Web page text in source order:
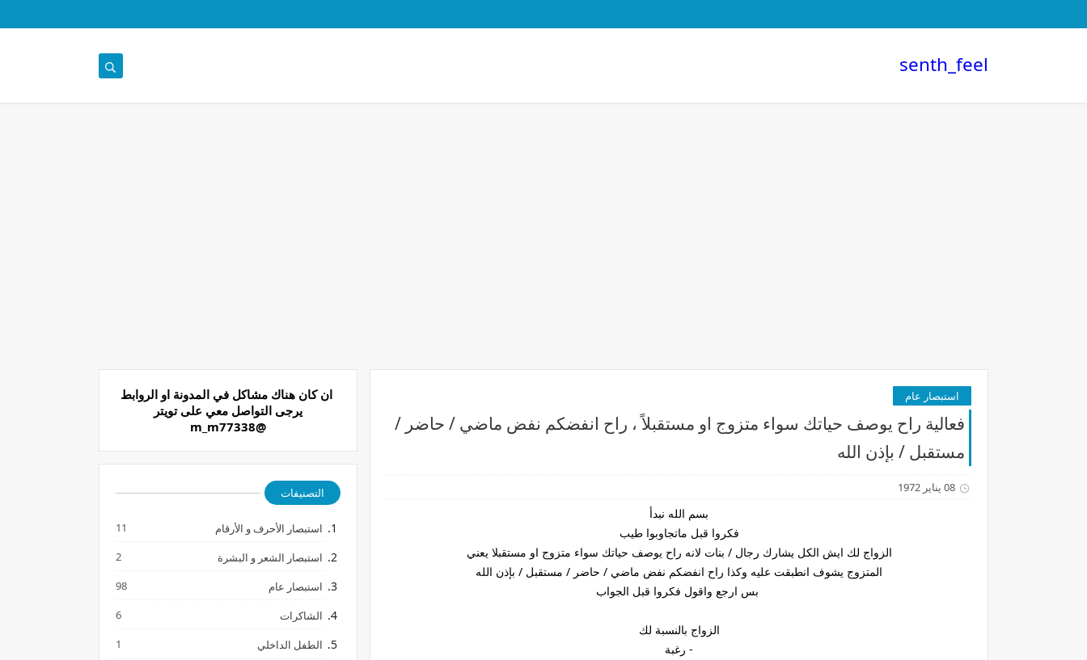
senth_feel
استبصار عام
فعالية راح يوصف حياتك سواء متزوج او مستقبلاً ، راح انفضكم نفض ماضي / حاضر /
مستقبل / بإذن الله
08 يناير 1972
بسم الله نبدأ
فكروا قبل ماتجاوبوا طيب
الزواج لك ايش الكل يشارك رجال / بنات لانه راح يوصف حياتك سواء متزوج او مستقبلا يعني
المتزوج يشوف انطبقت عليه وكذا راح انفضكم نفض ماضي / حاضر / مستقبل / بإذن الله
بس ارجع واقول فكروا قبل الجواب
الزواج بالنسبة لك
- رغبة
ان كان هناك مشاكل في المدونة او الروابط
يرجى التواصل معي على تويتر
@m_m77338
التصنيفات
استبصار الأحرف و الأرقام 11
استبصار الشعر و البشرة 2
استبصار عام 98
الشاكرات 6
الطفل الداخلي 1